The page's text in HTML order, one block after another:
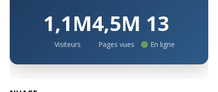
1,1M
Visiteurs
4,5M
Pages vues
13
En ligne